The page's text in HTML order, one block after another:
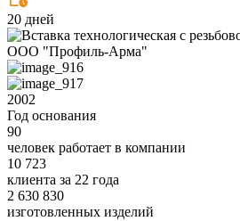
20 дней
2002
Год основания
90
человек работает в компании
10 723
клиента за 22 года
2 630 830
изготовленных изделий